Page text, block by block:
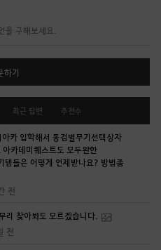
지
로
그
인
페
이
지
로
동
하
시
을 구해보세요.
하기
최근 답변 추천수
카 입학해서 동검별무기선택상자
카데미퀘스트도 모두완한
템들은 어떻게 언제받나요? 방법좀
전
리 찾아봐도 모르겠습니다.
전